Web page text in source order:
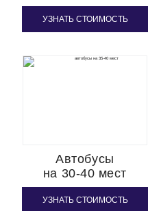
УЗНАТЬ СТОИМОСТЬ
Автобусы
на 30-40 мест
УЗНАТЬ СТОИМОСТЬ